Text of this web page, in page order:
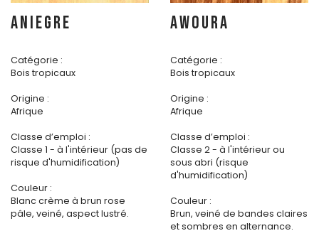
ANIEGRE
Catégorie :
Bois tropicaux
Origine :
Afrique
Classe d’emploi :
Classe 1 - à l'intérieur (pas de
risque d'humidification)
Couleur :
Blanc crème à brun rose
pâle, veiné, aspect lustré.
AWOURA
Catégorie :
Bois tropicaux
Origine :
Afrique
Classe d’emploi :
Classe 2 - à l'intérieur ou
sous abri (risque
d'humidification)
Couleur :
Brun, veiné de bandes claires
et sombres en alternance.